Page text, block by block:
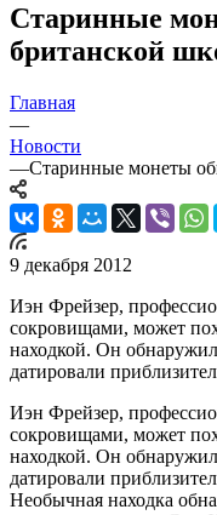
Старинные
британской
Главная
—
Новости
—Старинные монеты
9 декабря 2012
Иэн Фрейзер,
сокровищами, может
находкой. Он
датировали
Иэн Фрейзер,
сокровищами, может
находкой. Он
датировали
Необычная находка